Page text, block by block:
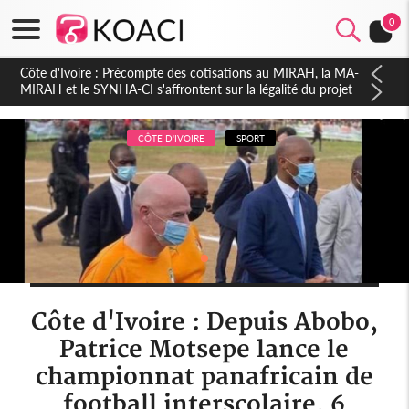
0
Côte d'Ivoire : Indépendance 2026, Thiam plaide pour un
environnement démocratique plus apaisé
CÔTE D'IVOIRE SPORT
Côte d'Ivoire : Depuis Abobo,
Patrice Motsepe lance le
championnat panafricain de